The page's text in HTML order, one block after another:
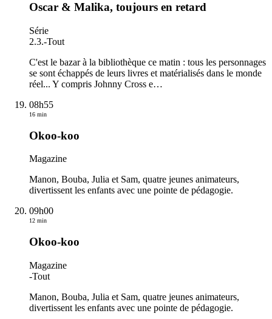
Oscar & Malika, toujours en retard
Série
2.3.-Tout
C'est le bazar à la bibliothèque ce matin : tous les personnages
se sont échappés de leurs livres et matérialisés dans le monde
réel... Y compris Johnny Cross e…
08h55
16 min
Okoo-koo
Magazine
Manon, Bouba, Julia et Sam, quatre jeunes animateurs,
divertissent les enfants avec une pointe de pédagogie.
09h00
12 min
Okoo-koo
Magazine
-Tout
Manon, Bouba, Julia et Sam, quatre jeunes animateurs,
divertissent les enfants avec une pointe de pédagogie.